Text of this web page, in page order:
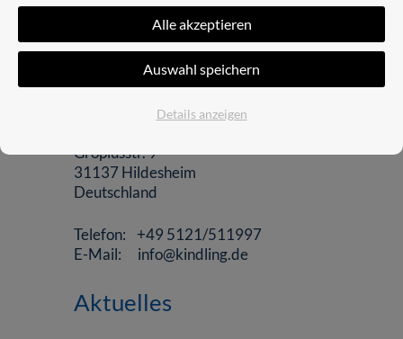
Kontakt
Gropiusstr. 9
31137 Hildesheim
Deutschland
Telefon: +49 5121/511997
E-Mail: info@kindling.de
Aktuelles
Alle akzeptieren
Auswahl speichern
Details anzeigen